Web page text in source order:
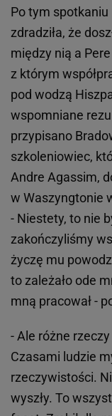
Po tym
zdradziła, że
między nią a
z którym
pod wodzą
wspomniane
przypisano
szkoleniowiec,
Andre Agassim,
w Waszyngtonie
- Niestety, to nie
zakończyliśmy
życzę mu
to zależało ode
mną pracował -
- Ale różne
Czasami ludzie
rzeczywistości.
wyszły. To